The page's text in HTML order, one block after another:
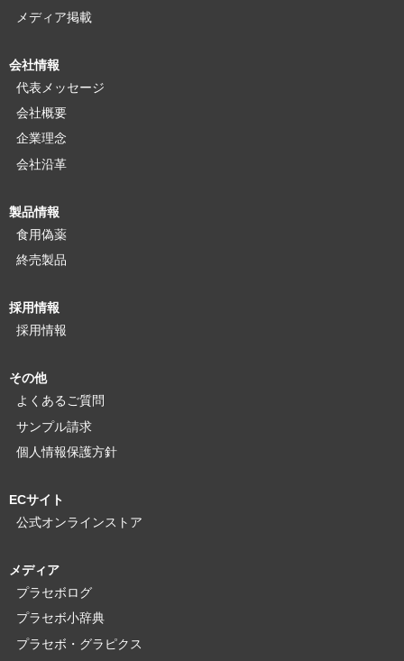
メディア掲載
会社情報
代表メッセージ
会社概要
企業理念
会社沿革
製品情報
食用偽薬
終売製品
採用情報
採用情報
その他
よくあるご質問
サンプル請求
個人情報保護方針
ECサイト
公式オンラインストア
メディア
プラセボログ
プラセボ小辞典
プラセボ・グラピクス